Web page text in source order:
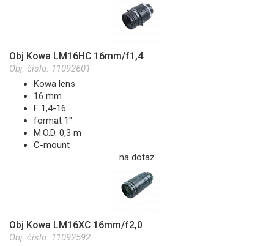
Obj Kowa LM16HC 16mm/f1,4
Obj. číslo: 11092601
Kowa lens
16 mm
F 1,4-16
format 1"
M.O.D. 0,3 m
C-mount
na dotaz
Obj Kowa LM16XC 16mm/f2,0
Obj. číslo: 11092592